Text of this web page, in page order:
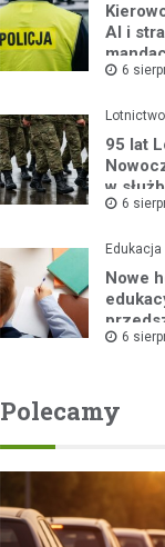
AI i
6
Lotnictwo
95 lat
w
6
Edukacja
Nowe
6
Polecamy